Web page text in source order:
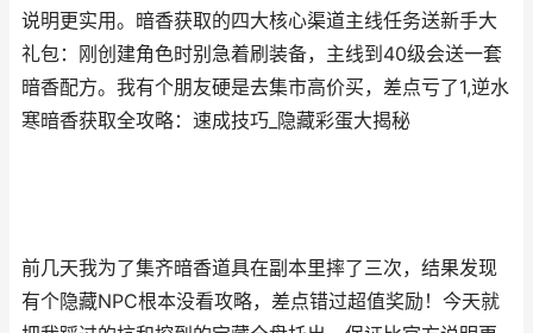
说明更实用。暗香获取的四大核心渠道主线任务送新手大
礼包：刚创建角色时别急着刷装备，主线到40级会送一套
暗香配方。我有个朋友硬是去集市高价买，差点亏了1,逆水
寒暗香获取全攻略：速成技巧_隐藏彩蛋大揭秘
前几天我为了集齐暗香道具在副本里摔了三次，结果发现
有个隐藏NPC根本没看攻略，差点错过超值奖励！今天就